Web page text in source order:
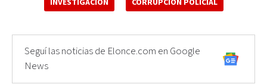
INVESTIGACIÓN CORRUPCIÓN POLICIAL
Seguí las noticias de Elonce.com en Google
News